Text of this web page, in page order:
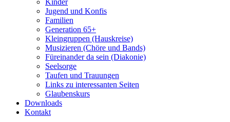
Kinder
Jugend und Konfis
Familien
Generation 65+
Kleingruppen (Hauskreise)
Musizieren (Chöre und Bands)
Füreinander da sein (Diakonie)
Seelsorge
Taufen und Trauungen
Links zu interessanten Seiten
Glaubenskurs
Downloads
Kontakt